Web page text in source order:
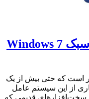
دانلود ویندوز 7 نسخه فوق سبک Windows 7
است که حتی بیش از یک
از این سیستم عامل